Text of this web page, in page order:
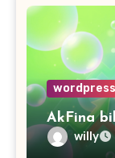
wordpress
AkFina
willy